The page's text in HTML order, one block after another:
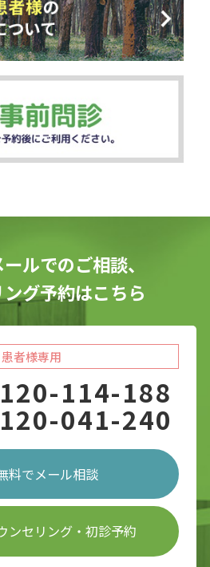
ルでのご相談、
グ予約はこちら
患者様専用
114-188
041-240
料でメール相談
ンセリング・初診予約